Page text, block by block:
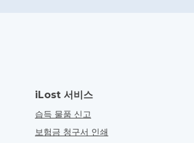
iLost 서비스
습득 물품 신고
보험금 청구서 인쇄